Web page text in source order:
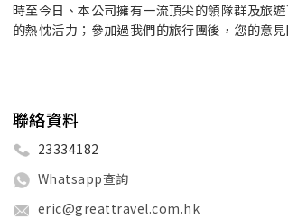
時至今日、本公司擁有一流頂尖的領隊群及旅
的熱忱活力；參加過我們的旅行團後，您的意
聯絡資料
23334182
Whatsapp查詢
eric@greattravel.com.hk